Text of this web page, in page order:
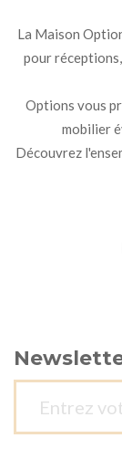
La Maison
pour
Options vous
mobilier
Découvrez